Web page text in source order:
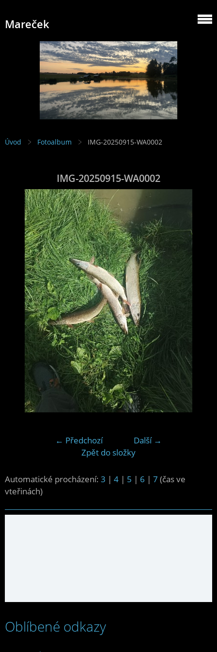
Mareček
Úvod Fotoalbum IMG-20250915-WA0002
IMG-20250915-WA0002
← Předchozí
Další →
Zpět do složky
Automatické procházení: 3 | 4 | 5 | 6 | 7 (čas ve
vteřinách)
Oblíbené odkazy